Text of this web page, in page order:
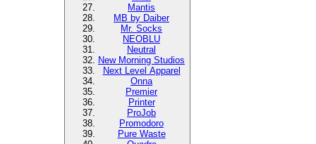
Mantis
MB by Daiber
Mr. Socks
NEOBLU
Neutral
New Morning Studios
Next Level Apparel
Onna
Premier
Printer
ProJob
Promodoro
Pure Waste